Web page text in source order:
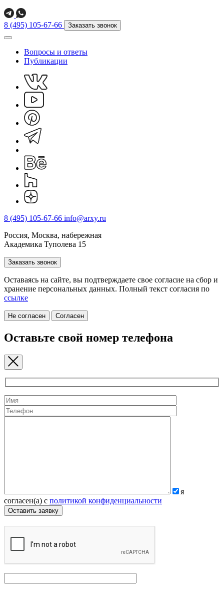
8 (495) 105-67-66 Заказать звонок
Вопросы и ответы
Публикации
8 (495) 105-67-66 info@arxy.ru
Россия, Москва, набережная
Академика Туполева 15
Заказать звонок
Оставаясь на сайте, вы подтверждаете свое согласие на cбор и
хранение персональных данных. Полный текст согласия по
ссылке
Не согласен Согласен
Оставьте свой номер телефона
я
согласен(а) с политикой конфиденциальности